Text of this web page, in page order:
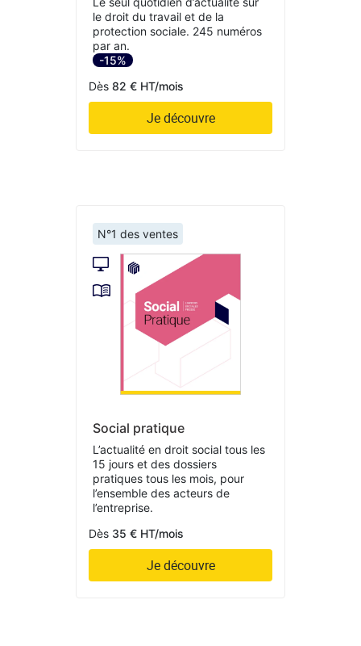
le droit du travail et de la
protection sociale. 245 numéros
par an.
-15%
Dès 82 € HT/mois
Je découvre
N°1 des ventes
Social pratique
L’actualité en droit social tous les
15 jours et des dossiers
pratiques tous les mois, pour
l’ensemble des acteurs de
l’entreprise.
Dès 35 € HT/mois
Je découvre